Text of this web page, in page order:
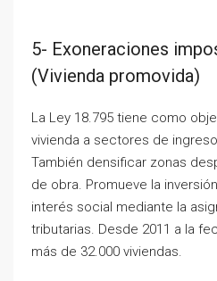
5- Exoneraciones
(Vivienda promovida)
La Ley 18.795 tiene como
vivienda a sectores de
También densificar zonas
de obra. Promueve la
interés social mediante la
tributarias. Desde 2011 a la
más de 32.000 viviendas.